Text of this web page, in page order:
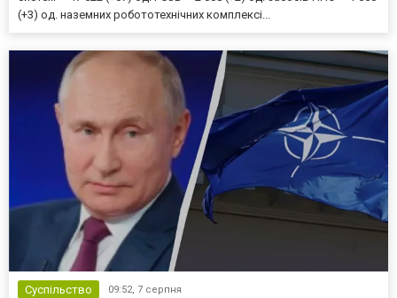
(+3) од. наземних робототехнічних комплексі...
Суспільство 09:52, 7 серпня